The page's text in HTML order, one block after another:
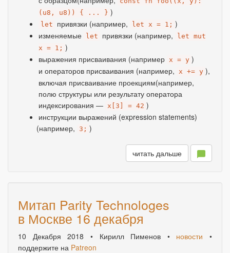
(u8, u8)) { ... } )
let привязки (например, let x = 1; )
изменяемые let привязки (например,
let mut
x = 1; )
выражения присваивания (например x = y )
и операторов присваивания (например, x += y ),
включая присваивание проекциям(например,
полю структуры или результату оператора
индексирования — x[3] = 42 )
инструкции выражений (expression statements)
(например, 3; )
читать дальше
Митап Parity Technologes
в Москве 16 декабря
10 Декабря 2018 • Кирилл Пименов • новости •
поддержите на Patreon